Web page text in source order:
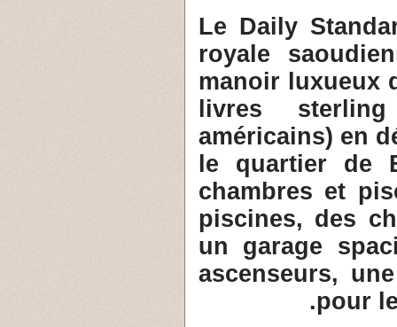
3- Le Daily
royale
manoir luxueux
livres
américains) en
le quartier de
chambres et
piscines, des
un garage
ascenseurs,
pour